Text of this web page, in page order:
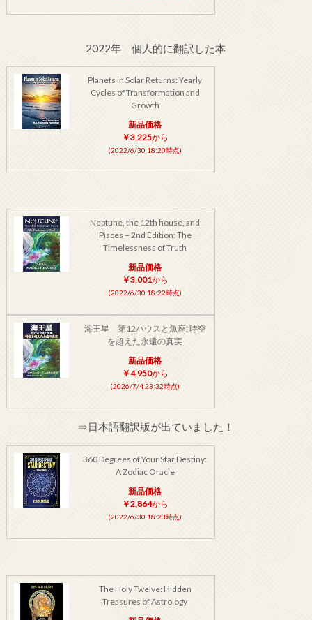
2022年 個人的に翻訳した本
Planets in Solar Returns: Yearly
Cycles of Transformation and
Growth
新品価格
￥3,225から
(2022/6/30 18:20時点)
Neptune, the 12th house, and
Pisces – 2nd Edition: The
Timelessness of Truth
新品価格
￥3,001から
(2022/6/30 18:22時点)
海王星 第12ハウスと魚座: 時空
を超えた永遠の真実
新品価格
￥4,950から
(2026/7/4 23:32時点)
⇒日本語翻訳版が出ていました！
360 Degrees of Your Star Destiny:
A Zodiac Oracle
新品価格
￥2,864から
(2022/6/30 18:23時点)
The Holy Twelve: Hidden
Treasures of Astrology